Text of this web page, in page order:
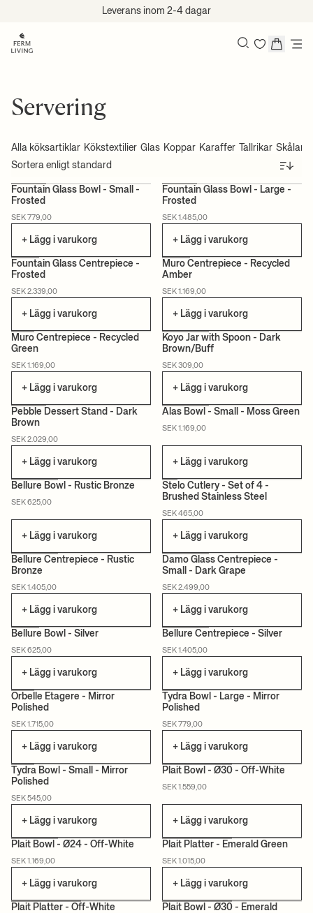
Leverans inom 2-4 dagar
Servering
Alla köksartiklar Kökstextilier Glas Koppar Karaffer Tallrikar Skålar
Sortera
CERTIFIERAD
Fountain Glass Bowl - Small -
Frosted
SEK 779,00
+ Lägg i varukorg
CERTIFIERAD
Fountain Glass Bowl - Large -
Frosted
SEK 1.485,00
+ Lägg i varukorg
CERTIFIERAD
Fountain Glass Centrepiece -
Frosted
SEK 2.339,00
+ Lägg i varukorg
CERTIFIERAD
Muro Centrepiece - Recycled
Amber
SEK 1.169,00
+ Lägg i varukorg
CERTIFIERAD
Muro Centrepiece - Recycled
Green
SEK 1.169,00
+ Lägg i varukorg
Koyo Jar with Spoon - Dark
Brown/Buff
SEK 309,00
+ Lägg i varukorg
CERTIFIERAD
Pebble Dessert Stand - Dark
Brown
SEK 2.029,00
+ Lägg i varukorg
Alas Bowl - Small - Moss Green
SEK 1.169,00
+ Lägg i varukorg
Bellure Bowl - Rustic Bronze
SEK 625,00
+ Lägg i varukorg
Stelo Cutlery - Set of 4 -
Brushed Stainless Steel
SEK 465,00
+ Lägg i varukorg
Bellure Centrepiece - Rustic
Bronze
SEK 1.405,00
+ Lägg i varukorg
Damo Glass Centrepiece -
Small - Dark Grape
SEK 2.499,00
+ Lägg i varukorg
Bellure Bowl - Silver
SEK 625,00
+ Lägg i varukorg
Bellure Centrepiece - Silver
SEK 1.405,00
+ Lägg i varukorg
Orbelle Etagere - Mirror
Polished
SEK 1.715,00
+ Lägg i varukorg
Tydra Bowl - Large - Mirror
Polished
SEK 779,00
+ Lägg i varukorg
Tydra Bowl - Small - Mirror
Polished
SEK 545,00
+ Lägg i varukorg
Plait Bowl - Ø30 - Off-White
SEK 1.559,00
+ Lägg i varukorg
Plait Bowl - Ø24 - Off-White
SEK 1.169,00
+ Lägg i varukorg
Plait Platter - Emerald Green
SEK 1.015,00
+ Lägg i varukorg
Plait Platter - Off-White
Plait Bowl - Ø30 - Emerald